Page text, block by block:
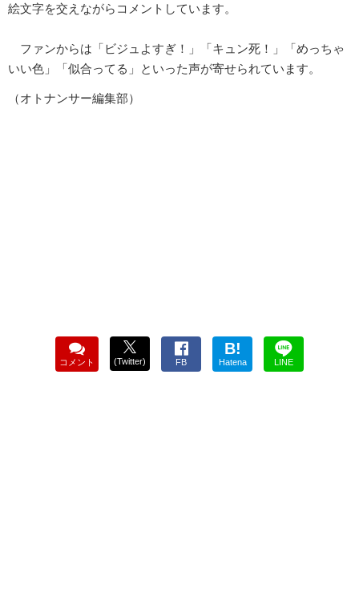
絵文字を交えながらコメントしています。
ファンからは「ビジュよすぎ！」「キュン死！」「めっちゃ
いい色」「似合ってる」といった声が寄せられています。
（オトナンサー編集部）
コメント (Twitter) FB
B!
Hatena LINE